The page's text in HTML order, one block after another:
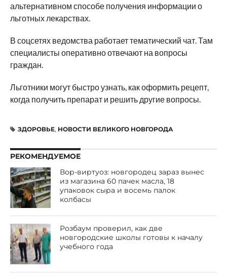
альтернативном способе получения информации о
льготных лекарствах.
В соцсетях ведомства работает тематический чат. Там
специалисты оперативно отвечают на вопросы
граждан.
Льготники могут быстро узнать, как оформить рецепт,
когда получить препарат и решить другие вопросы.
ЗДОРОВЬЕ, НОВОСТИ ВЕЛИКОГО НОВГОРОДА
РЕКОМЕНДУЕМОЕ
Вор-виртуоз: новгородец зараз вынес
из магазина 60 пачек масла, 18
упаковок сыра и восемь палок
колбасы
Розбаум проверил, как две
новгородские школы готовы к началу
учебного года